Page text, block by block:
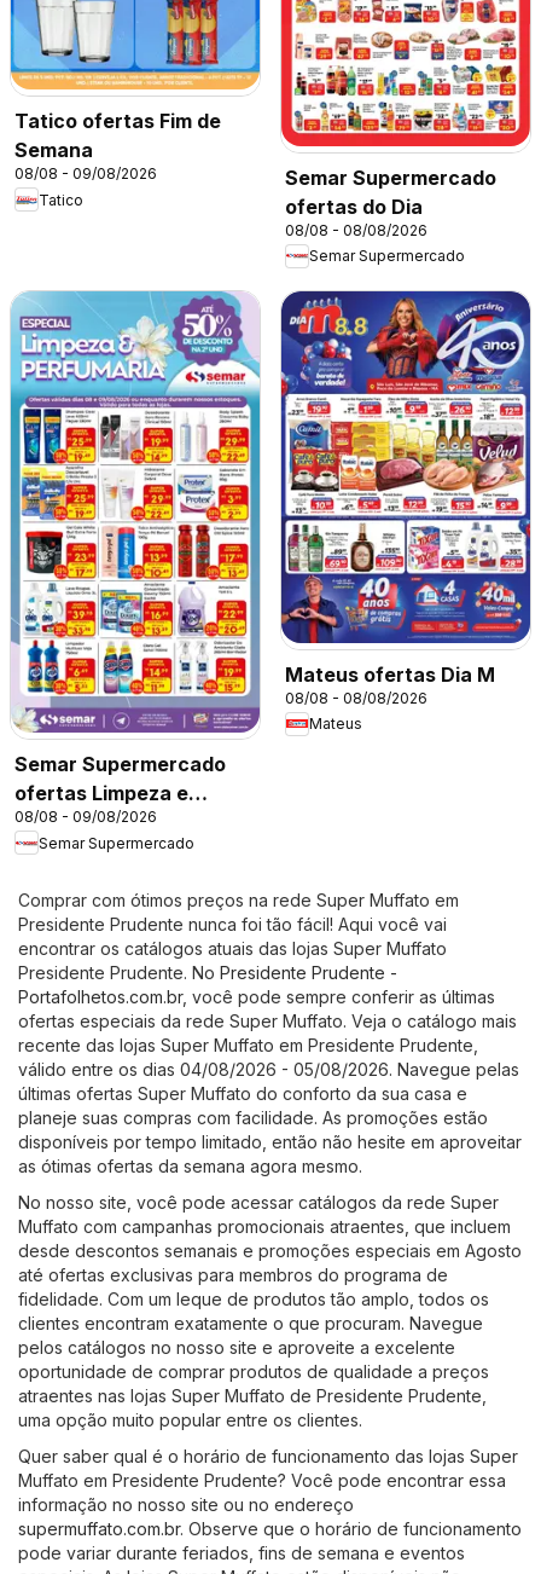
Tatico ofertas Fim de
Semana
08/08 - 09/08/2026
Tatico
Semar Supermercado
ofertas do Dia
08/08 - 08/08/2026
Semar Supermercado
Semar Supermercado
ofertas Limpeza e
Perfumaria
08/08 - 09/08/2026
Semar Supermercado
Mateus ofertas Dia M
08/08 - 08/08/2026
Mateus
Comprar com ótimos preços na rede Super Muffato em
Presidente Prudente nunca foi tão fácil! Aqui você vai
encontrar os catálogos atuais das lojas Super Muffato
Presidente Prudente. No Presidente Prudente -
Portafolhetos.com.br, você pode sempre conferir as últimas
ofertas especiais da rede Super Muffato. Veja o catálogo mais
recente das lojas Super Muffato em Presidente Prudente,
válido entre os dias 04/08/2026 - 05/08/2026. Navegue pelas
últimas ofertas Super Muffato do conforto da sua casa e
planeje suas compras com facilidade. As promoções estão
disponíveis por tempo limitado, então não hesite em aproveitar
as ótimas ofertas da semana agora mesmo.
No nosso site, você pode acessar catálogos da rede Super
Muffato com campanhas promocionais atraentes, que incluem
desde descontos semanais e promoções especiais em Agosto
até ofertas exclusivas para membros do programa de
fidelidade. Com um leque de produtos tão amplo, todos os
clientes encontram exatamente o que procuram. Navegue
pelos catálogos no nosso site e aproveite a excelente
oportunidade de comprar produtos de qualidade a preços
atraentes nas lojas Super Muffato de Presidente Prudente,
uma opção muito popular entre os clientes.
Quer saber qual é o horário de funcionamento das lojas Super
Muffato em Presidente Prudente? Você pode encontrar essa
informação no nosso site ou no endereço
supermuffato.com.br. Observe que o horário de funcionamento
pode variar durante feriados, fins de semana e eventos